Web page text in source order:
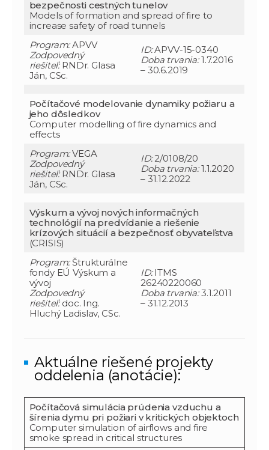
bezpečnosti cestných tunelov
Models of formation and spread of fire to
increase safety of road tunnels
Program:APVV
Zodpovedný
riešiteľ:RNDr. Glasa
Ján, CSc.
ID:APVV-15-0340
Doba trvania:1.7.2016
– 30.6.2019
Počítačové modelovanie dynamiky požiaru a
jeho dôsledkov
Computer modelling of fire dynamics and
effects
Program:VEGA
Zodpovedný
riešiteľ:RNDr. Glasa
Ján, CSc.
ID:2/0108/20
Doba trvania:1.1.2020
– 31.12.2022
Výskum a vývoj nových informačných
technológií na predvídanie a riešenie
krízových situácií a bezpečnosť obyvateľstva
(CRISIS)
Program:Štrukturálne
fondy EÚ Výskum a
vývoj
Zodpovedný
riešiteľ:doc. Ing.
Hluchý Ladislav, CSc.
ID:ITMS
26240220060
Doba trvania:3.1.2011
– 31.12.2013
Aktuálne riešené projekty
oddelenia (anotácie):
Počítačová simulácia prúdenia vzduchu a
šírenia dymu pri požiari v kritických objektoch
Computer simulation of airflows and fire
smoke spread in critical structures